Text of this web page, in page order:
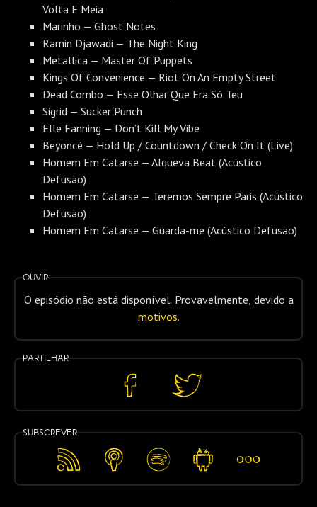
Volta E Meia
Marinho — Ghost Notes
Ramin Djawadi — The Night King
Metallica — Master Of Puppets
Kings Of Convenience — Riot On An Empty Street
Dead Combo — Esse Olhar Que Era Só Teu
Sigrid — Sucker Punch
Elle Fanning — Don’t Kill My Vibe
Beyoncé — Hold Up / Countdown / Check On It (Live)
Homem Em Catarse — Alqueva Beat (Acústico
Defusão)
Homem Em Catarse — Teremos Sempre Paris (Acústico
Defusão)
Homem Em Catarse — Guarda-me (Acústico Defusão)
Ouvir
O episódio não está disponível. Provavelmente, devido a
motivos.
Partilhar
Partilhar
no
Partilhar
no
Subscrever
Feed
RSS
Apple
Podcasts
Spotify Android